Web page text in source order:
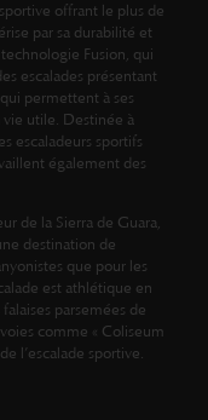
offrant le plus de
par sa durabilité et
technologie Fusion, qui
escalades présentant
permettent à ses
utile. Destinée à
escaladeurs sportifs
également des
de la Sierra de Guara,
destination de
que pour les
est athlétique en
parsemées de
comme « Coliseum
l’escalade sportive.